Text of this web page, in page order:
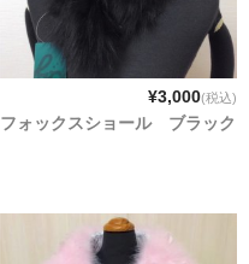
¥3,000(税込)
フォックスショール ブラック